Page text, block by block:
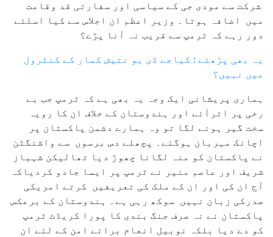
شرکت سے مودی جی کے سیاسی اور سفارتی قد وقامت
میں اضافہ ہوتا۔ وزیر اعظم ان اجلاس سے کیا اسلئے
دور رہے کہ ٹرمپ سے قریب نہ آنا پڑے؟
یہ بھی پڑھئے : کیاجے ڈی یو نتیش کمار کے کنٹرول
میں نہیں؟
ہماری پریشانی ایک وجہ یہ بھی ہے کہ ٹرمپ جب بے
رخی پر اترآئے اور ہندوستان کے خلاف ان کا رویہ
سخت گیر ہونے لگا تو وہ ہمارے دشمن پاکستان پر
اچانک مہربان ہوگئے۔ پچھلے دس برسوں سے واشنگٹن
نے پاکستان کو منہ لگانا چھوڑ دیا تھالیکن شہباز
شریف اور عاصم منیر نے ٹرمپ پر ایسا جادو کردیاکہ
آج ان کی اور ان کے ملک کی تعریفیں کرتے امریکی
صدرکی زبان نہیں سوکھ رہی ہے۔ ہندوستان کے برعکس
پاکستان نے نہ صرف جنگ بندی کا پورا کریڈٹ ٹرمپ
کو دے دیا بلکہ نوبیل انعام برائے امن کے لئے ان